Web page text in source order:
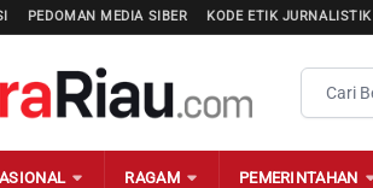
PEDOMAN MEDIA SIBER KODE ETIK JURNALISTIK
RAGAM PEMERINTAHAN